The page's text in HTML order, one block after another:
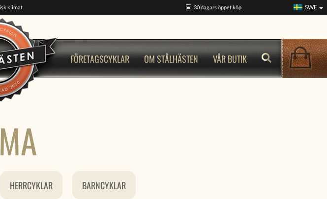
klimat 30 dagars öppet köp SWE
FÖRETAGSCYKLAR OM STÅLHÄSTEN VÅR BUTIK
HERRCYKLAR BARNCYKLAR